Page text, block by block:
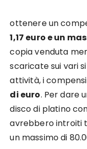
ottenere un
1,17 euro e un
copia venduta
scaricate sui vari
attività, i
di euro. Per dare
disco di platino
avrebbero introiti
un massimo di